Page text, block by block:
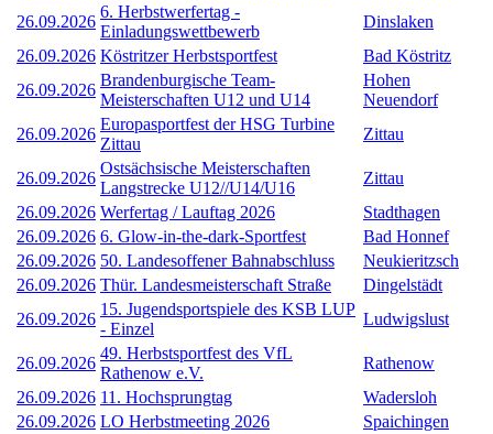
26.09.2026
6. Herbstwerfertag -
Einladungswettbewerb
Dinslaken
26.09.2026 Köstritzer Herbstsportfest
Bad Köstritz
26.09.2026
Brandenburgische Team-
Meisterschaften U12 und U14
Hohen
Neuendorf
26.09.2026
Europasportfest der HSG Turbine
Zittau
Zittau
26.09.2026
Ostsächsische Meisterschaften
Langstrecke U12//U14/U16
Zittau
26.09.2026 Werfertag / Lauftag 2026
Stadthagen
26.09.2026 6. Glow-in-the-dark-Sportfest
Bad Honnef
26.09.2026 50. Landesoffener Bahnabschluss
Neukieritzsch
26.09.2026 Thür. Landesmeisterschaft Straße
Dingelstädt
26.09.2026
15. Jugendsportspiele des KSB LUP
- Einzel
Ludwigslust
26.09.2026
49. Herbstsportfest des VfL
Rathenow e.V.
Rathenow
26.09.2026 11. Hochsprungtag
Wadersloh
26.09.2026 LO Herbstmeeting 2026
Spaichingen